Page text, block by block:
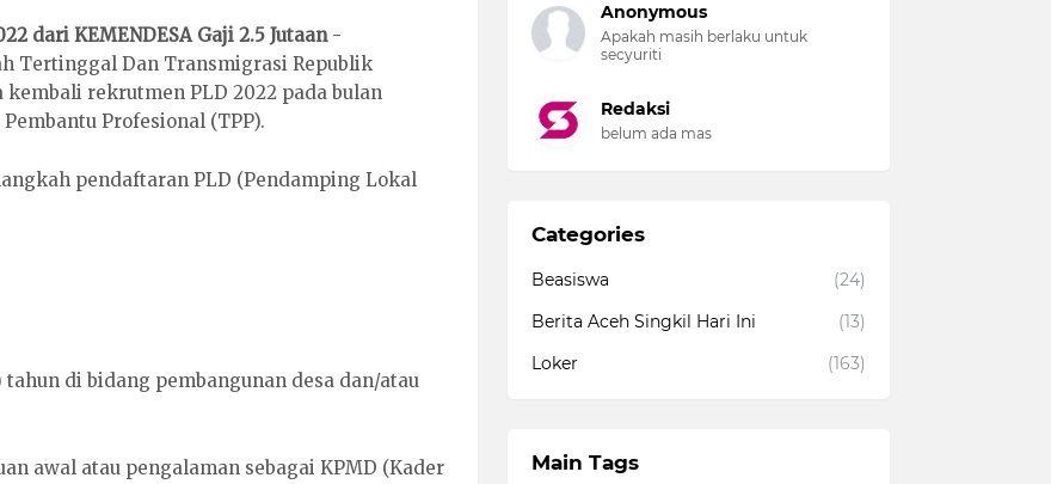
dari KEMENDESA Gaji 2.5 Jutaan-
Tertinggal Dan Transmigrasi Republik
kembali rekrutmen PLD 2022 pada bulan
Profesional (TPP).
pendaftaran PLD (Pendamping Lokal
di bidang pembangunan desa dan/atau
awal atau pengalaman sebagai KPMD (Kader
Anonymous
Apakah masih berlaku untuk
secyuriti
Redaksi
belum ada mas
Categories
Beasiswa
(24)
Berita Aceh Singkil Hari Ini
(13)
Loker
(163)
Main Tags